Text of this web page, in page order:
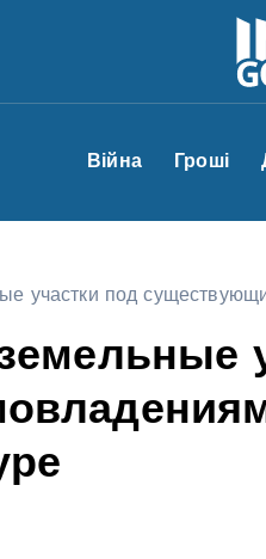
Війна Гроші
участки под